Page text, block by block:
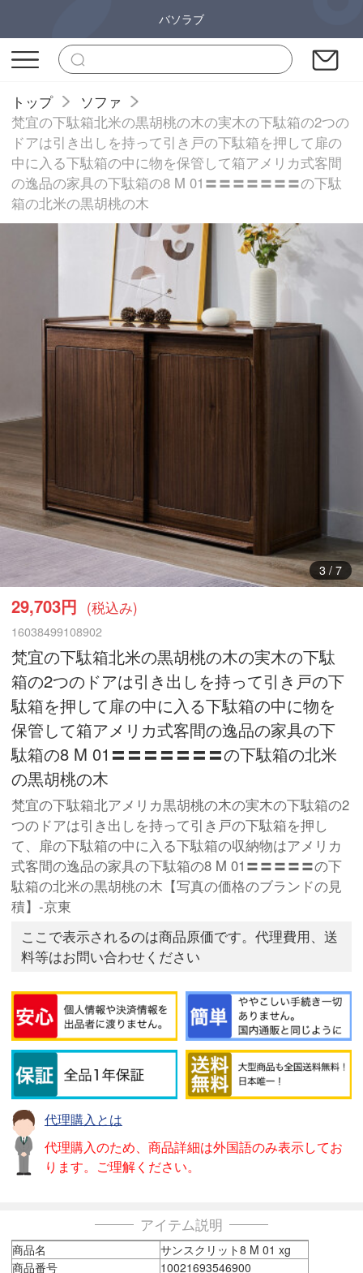
バソラブ
トップ
ソファ
梵宜の下駄箱北米の黒胡桃の木の実木の下駄箱の2つの
ドアは引き出しを持って引き戸の下駄箱を押して扉の
中に入る下駄箱の中に物を保管して箱アメリカ式客間
の逸品の家具の下駄箱の8 M 01〓〓〓〓〓〓〓の下駄
箱の北米の黒胡桃の木
3/ 7
29,703円 (税込み)
16038499108902
梵宜の下駄箱北米の黒胡桃の木の実木の下駄
箱の2つのドアは引き出しを持って引き戸の下
駄箱を押して扉の中に入る下駄箱の中に物を
保管して箱アメリカ式客間の逸品の家具の下
駄箱の8 M 01〓〓〓〓〓〓〓の下駄箱の北米
の黒胡桃の木
梵宜の下駄箱北アメリカ黒胡桃の木の実木の下駄箱の2
つのドアは引き出しを持って引き戸の下駄箱を押し
て、扉の下駄箱の中に入る下駄箱の収納物はアメリカ
式客間の逸品の家具の下駄箱の8 M 01〓〓〓〓〓の下
駄箱の北米の黒胡桃の木【写真の価格のブランドの見
積】-京東
ここで表示されるのは商品原価です。代理費用、送
料等はお問い合わせください
代理購入とは
代理購入のため、商品詳細は外国語のみ表示してお
ります。ご理解ください。
アイテム説明
商品名
サンスクリット8 M 01 xg
商品番号
10021693546900